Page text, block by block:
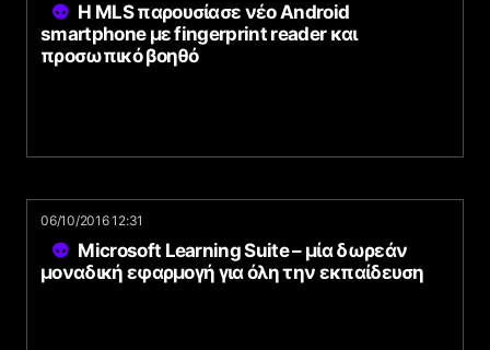
H MLS παρουσίασε νέο Android
smartphone με fingerprint reader και
προσωπικό βοηθό
06/10/2016 12:31
Microsoft Learning Suite – μία δωρεάν
μοναδική εφαρμογή για όλη την εκπαίδευση